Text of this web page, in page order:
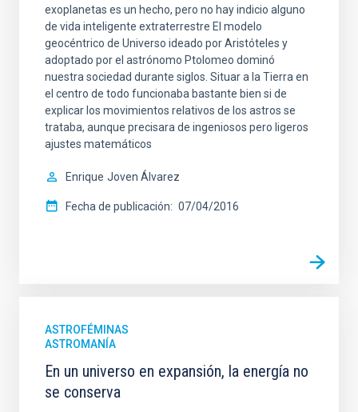
exoplanetas es un hecho, pero no hay indicio alguno
de vida inteligente extraterrestre El modelo
geocéntrico de Universo ideado por Aristóteles y
adoptado por el astrónomo Ptolomeo dominó
nuestra sociedad durante siglos. Situar a la Tierra en
el centro de todo funcionaba bastante bien si de
explicar los movimientos relativos de los astros se
trataba, aunque precisara de ingeniosos pero ligeros
ajustes matemáticos
Enrique Joven Álvarez
Fecha de publicación 07/04/2016
ASTROFÉMINAS
ASTROMANÍA
En un universo en expansión, la energía no
se conserva